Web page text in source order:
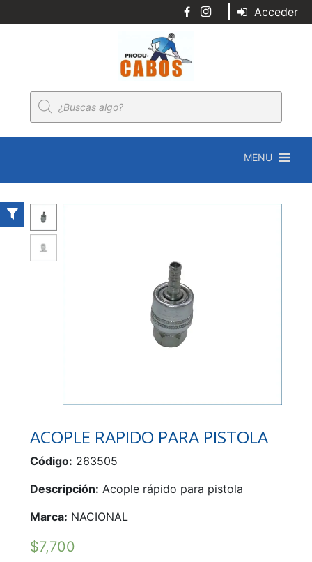
Acceder
Búsqueda
de
productos
MENU
ACOPLE RAPIDO PARA PISTOLA
Código: 263505
Descripción: Acople rápido para pistola
Marca: NACIONAL
$7,700